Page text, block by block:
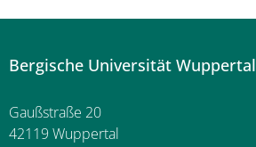
Bergische Universität Wuppertal
Gaußstraße 20
42119 Wuppertal